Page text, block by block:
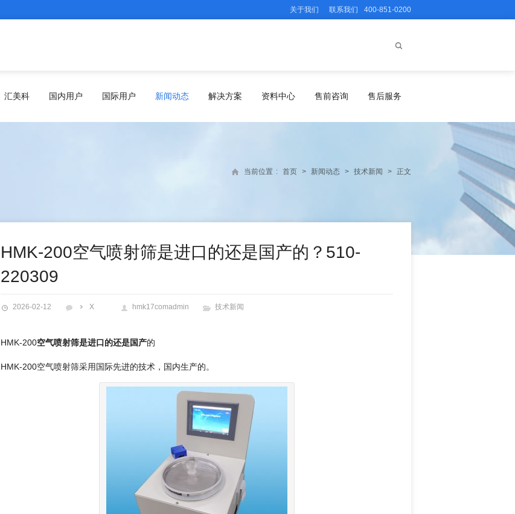
关于我们 联系我们 400-851-0200
汇美科 国内用户 国际用户 新闻动态 解决方案 资料中心 售前咨询 售后服务
当前位置 : 首页 > 新闻动态 > 技术新闻 > 正文
HMK-200空气喷射筛是进口的还是国产的？510-
220309
2026-02-12 X hmk17comadmin 技术新闻
HMK-200空气喷射筛是进口的还是国产的
HMK-200空气喷射筛采用国际先进的技术，国内生产的。